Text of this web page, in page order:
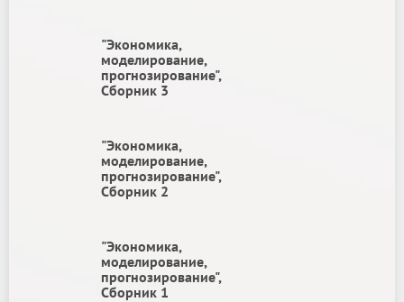
"Экономика,
моделирование,
прогнозирование",
Сборник 3
"Экономика,
моделирование,
прогнозирование",
Сборник 2
"Экономика,
моделирование,
прогнозирование",
Сборник 1